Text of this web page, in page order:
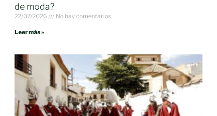
de moda?
22/07/2026 No hay comentarios
Leer más »